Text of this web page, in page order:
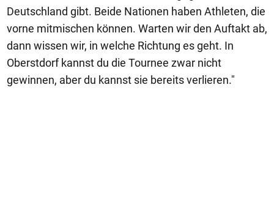
Deutschland gibt. Beide Nationen haben Athleten, die
vorne mitmischen können. Warten wir den Auftakt ab,
dann wissen wir, in welche Richtung es geht. In
Oberstdorf kannst du die Tournee zwar nicht
gewinnen, aber du kannst sie bereits verlieren."